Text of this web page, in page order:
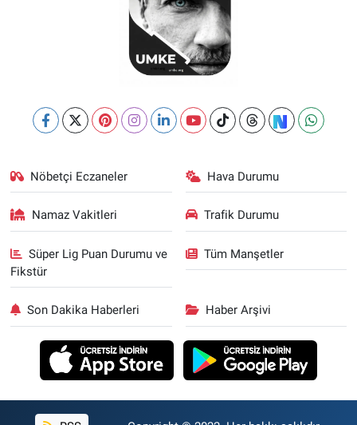
Nöbetçi Eczaneler Hava Durumu
Namaz Vakitleri Trafik Durumu
Süper Lig Puan Durumu ve
Fikstür
Tüm Manşetler
Son Dakika Haberleri Haber Arşivi